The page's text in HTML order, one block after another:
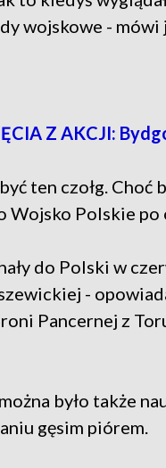
wojskowe - mówi
Z AKCJI:
ten czołg.
Wojsko Polskie po
do Polski w
-
Pancernej z
było także
gęsim piórem.